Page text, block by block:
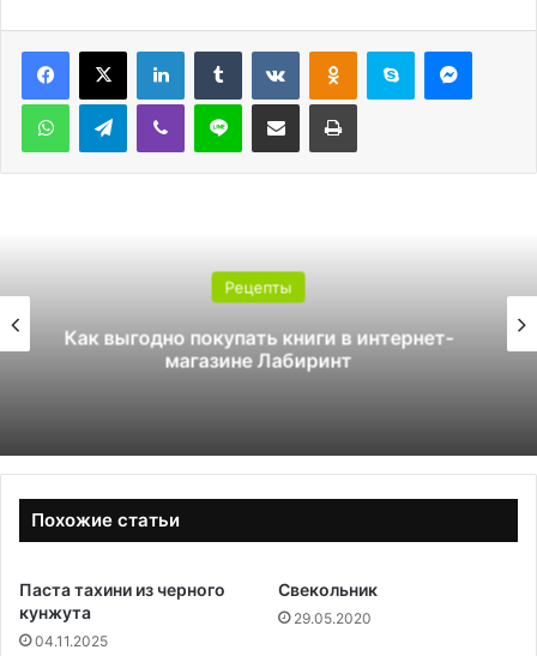
LinkedInTumblr ВконтактеОдноклассники
Skype
WhatsAppTelegramViber Line Поделиться через электронную почту Печатать
Рецепты
Как стать инструктором по сноуборду
Похожие статьи
Паста тахини из черного
кунжута
04.11.2025
Свекольник
29.05.2020